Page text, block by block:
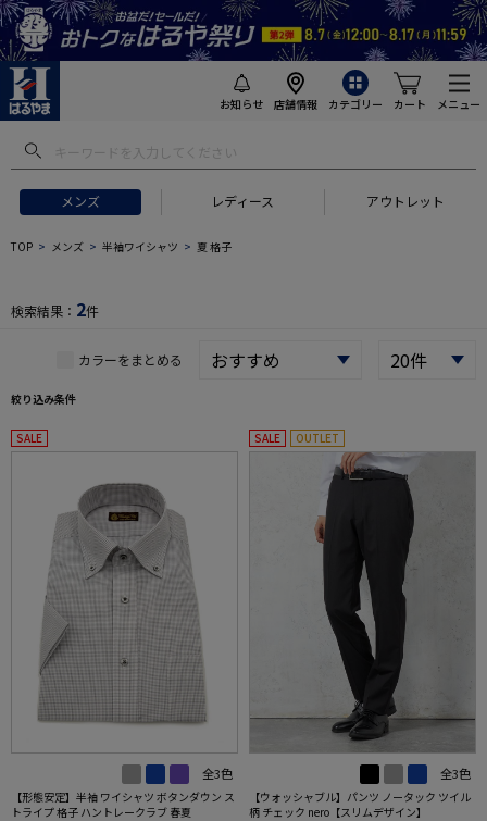
お知らせ 店舗情報 カテゴリー カート メニュー
メンズ レディース アウトレット
フトにおすすめ #セットアップ スーツ
TOP メンズ 半袖ワイシャツ 夏 格子
検索結果： 2件
カラーをまとめる
絞り込み条件
SALE
全3色
【形態安定】半袖 ワイシャツ ボタンダウン ス
トライプ 格子 ハントレークラブ 春夏
SALE OUTLET
全3色
【ウォッシャブル】パンツ ノータック ツイル
柄 チェック nero【スリムデザイン】